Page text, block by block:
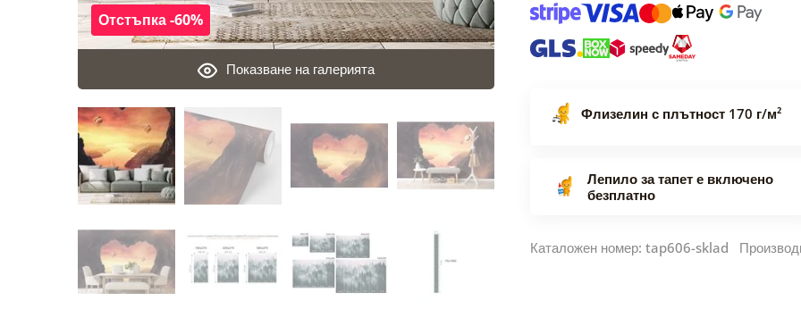
Показване на галерията
Отстъпка -60%
Флизелин с плътност 170 г/м²
Лепило за тапет е включено
безплатно
Каталожен номер: tap606-sklad